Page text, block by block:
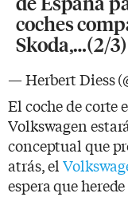
coches
Skoda,…(2/3)
— Herbert Diess
El coche de corte
Volkswagen
conceptual que
atrás, el
espera que